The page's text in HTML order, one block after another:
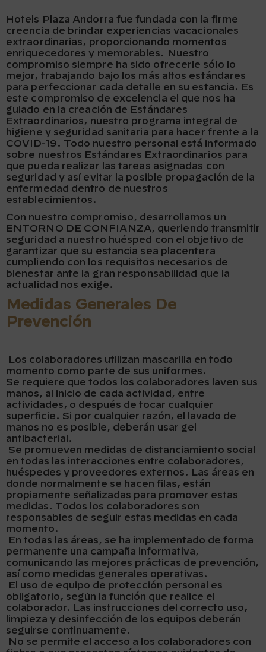
Hotels Plaza Andorra fue fundada con la firme
creencia de brindar experiencias vacacionales
extraordinarias, proporcionando momentos
enriquecedores y memorables. Nuestro
compromiso siempre ha sido ofrecerle sólo lo
mejor, trabajando bajo los más altos estándares
para perfeccionar cada detalle en su estancia. Es
este compromiso de excelencia el que nos ha
guiado en la creación de Estándares
Extraordinarios, nuestro programa integral de
higiene y seguridad sanitaria para hacer frente a la
COVID-19. Todo nuestro personal está informado
sobre nuestros Estándares Extraordinarios para
que pueda realizar las tareas asignadas con
seguridad y así evitar la posible propagación de la
enfermedad dentro de nuestros
establecimientos.
Con nuestro compromiso, desarrollamos un
ENTORNO DE CONFIANZA, queriendo transmitir
seguridad a nuestro huésped con el objetivo de
garantizar que su estancia sea placentera
cumpliendo con los requisitos necesarios de
bienestar ante la gran responsabilidad que la
actualidad nos exige.
Medidas Generales De
Prevención
Los colaboradores utilizan mascarilla en todo
momento como parte de sus uniformes.
Se requiere que todos los colaboradores laven sus
manos, al inicio de cada actividad, entre
actividades, o después de tocar cualquier
superficie. Si por cualquier razón, el lavado de
manos no es posible, deberán usar gel
antibacterial.
Se promueven medidas de distanciamiento social
en todas las interacciones entre colaboradores,
huéspedes y proveedores externos. Las áreas en
donde normalmente se hacen filas, están
propiamente señalizadas para promover estas
medidas. Todos los colaboradores son
responsables de seguir estas medidas en cada
momento.
En todas las áreas, se ha implementado de forma
permanente una campaña informativa,
comunicando las mejores prácticas de prevención,
así como medidas generales operativas.
El uso de equipo de protección personal es
obligatorio, según la función que realice el
colaborador. Las instrucciones del correcto uso,
limpieza y desinfección de los equipos deberán
seguirse continuamente.
No se permite el acceso a los colaboradores con